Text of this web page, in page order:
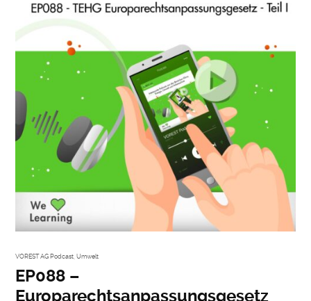
VOREST AG Podcast ,Umwelt
EP088 –
Europarechtsanpassungsgesetz